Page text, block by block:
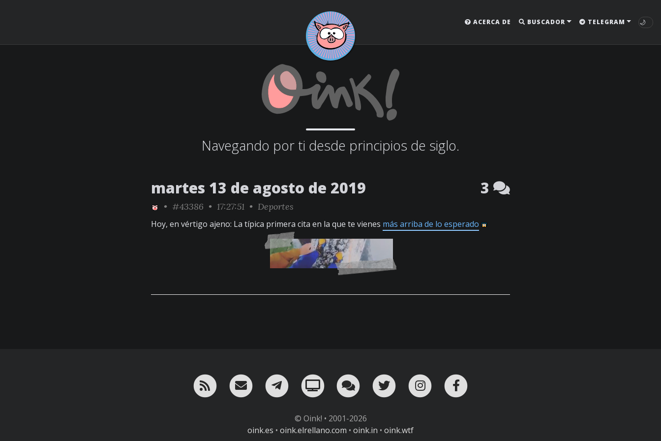
ACERCA DE BUSCADOR TELEGRAM 🌙
Navegando por ti desde principios de siglo.
martes 13 de agosto de 2019 3
• #43386 • 17:27:51 • Deportes
Hoy, en vértigo ajeno: La típica primera cita en la que te vienes más arriba de lo esperado
RSS ¡Mándame un email!
¡Nuestro canal en Telegram!
Oink! TV Charla con nosotros en Telegram
Twitter Instagram
© Oink! • 2001-2026
oink.es • oink.elrellano.com • oink.in • oink.wtf